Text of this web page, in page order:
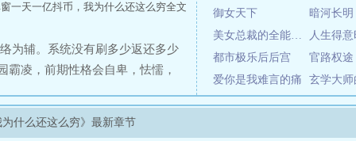
御女天下
暗河长明
美女总裁的全能兵王
人生得
都市极乐后后宫
官路权途
爱你是我难言的痛
一天一亿抖币，我为什么还这么穷全文
为辅。系统没有刷多少返还多少
凌，前期性格会自卑，怯懦，
币套现…原本徐风以为这只是个
风在系统的加持下，从一个废
为什么还这么穷》最新章节